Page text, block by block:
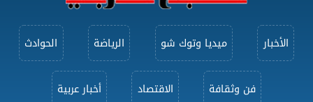
الأخبار ميديا وتوك شو الرياضة الحوادث
فن وثقافة الاقتصاد أخبار عربية